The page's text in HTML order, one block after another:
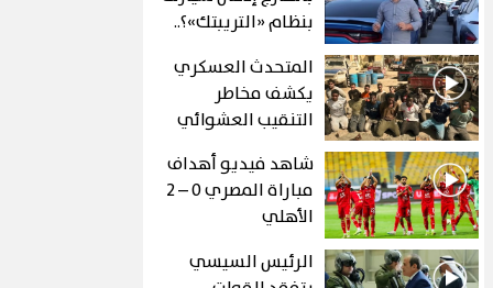
بنظام «التريبتك»؟..
المتحدث العسكري
يكشف مخاطر
التنقيب العشوائي
عن الذهب في "درع
الجنوب"
شاهد فيديو أهداف
مباراة المصري 0 – 2
الأهلي
الرئيس السيسي